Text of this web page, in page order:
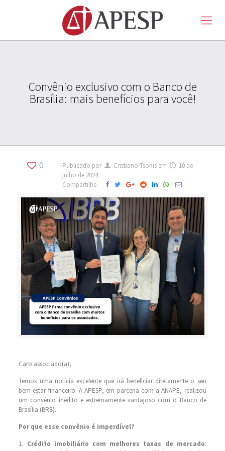
Convênio exclusivo com o Banco de
Brasília: mais benefícios para você!
0 Publicado por Cristiano Tsonis em
10 de
julho de 2024
Compartilhe
Caro associado(a),
Temos uma notícia excelente que irá beneficiar diretamente o seu
bem-estar financeiro. A APESP, em parceria com a ANAPE, realizou
um convênio inédito e extremamente vantajoso com o Banco de
Brasília (BRB).
Por que esse convênio é imperdível?
1. Crédito imobiliário com melhores taxas de mercado: